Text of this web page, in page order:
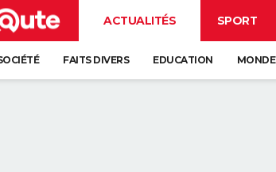
ACTUALITÉS SPORT
FAITS DIVERS EDUCATION MONDE